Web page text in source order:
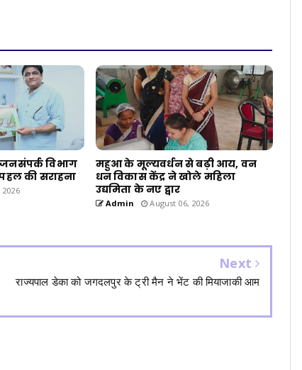
विभाग
की सराहना
महुआ के मूल्यवर्धन से बढ़ी आय, वन
धन विकास केंद्र ने खोले महिला
उद्यमिता के नए द्वार
Admin August 06, 2026
Next
राज्यपाल डेका को जगदलपुर के ट्री मैन ने भेंट की मियाजाकी आम